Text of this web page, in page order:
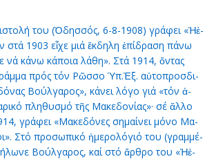
του (Ὀ­δησ­σός, 6-8-1908) γρά­φει «Ἡἐ­
στά 1903 εἶ­χε μιά ἔκ­δη­λη ἐ­πί­δρα­ση πά­νω
νά κά­νω κά­ποι­α λά­θη». Στά 1914, ὄν­τας
πρός τόν Ρῶσ­σο Ὑπ.Ἐξ. αὐ­το­προσ­δι­
Βούλ­γα­ρος», κά­νει λό­γο γιά «τόν ἀ­
πλη­θυ­σμό τῆς Μα­κε­δο­νί­ας»· σέ ἄλ­λο
γρά­φει «Μα­κε­δό­νες ση­μαί­νει μό­νο Μα­
Στό προ­σω­πι­κό ἡ­με­ρο­λό­γιό του (γραμ­μέ­
Βούλ­γα­ρος, καί στό ἄρ­θρο του «Ἡἐ­